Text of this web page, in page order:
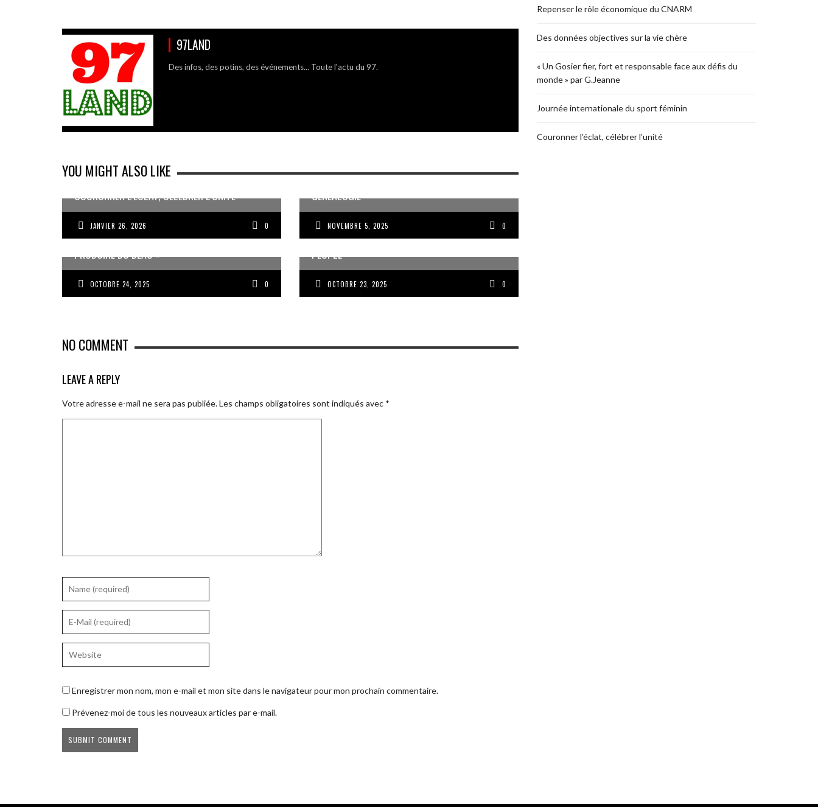
97LAND
Des infos, des potins, des événements... Toute l'actu du 97.
YOU MIGHT ALSO LIKE
COURONNER L’ÉCLAT, CÉLÉBRER L’UNITÉ
JANVIER 26, 2026 0
GÉNÉALOGIE
NOVEMBRE 5, 2025 0
JEAN-PIERRE VOLET : « L’OBJECTIF EST DE
PRODUIRE DU BEAU »
OCTOBRE 24, 2025 0
VOIX DES ONDES, VOIX DES YOLES, VOIX D’UN
PEUPLE
OCTOBRE 23, 2025 0
NO COMMENT
LEAVE A REPLY
Votre adresse e-mail ne sera pas publiée.Les champs obligatoires sont indiqués avec *
Enregistrer mon nom, mon e-mail et mon site dans le navigateur pour mon prochain commentaire.
Prévenez-moi de tous les nouveaux articles par e-mail.
Repenser le rôle économique du CNARM
Des données objectives sur la vie chère
« Un Gosier fier, fort et responsable face aux défis du
monde » par G.Jeanne
Journée internationale du sport féminin
Couronner l’éclat, célébrer l’unité